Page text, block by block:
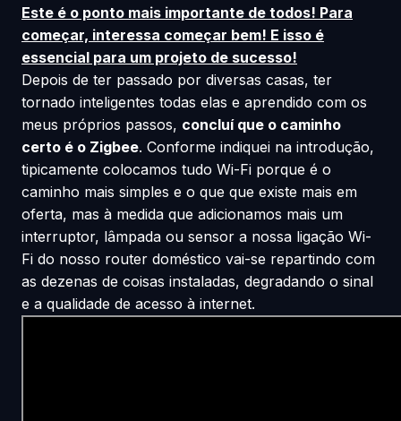
Este é o ponto mais importante de todos! Para
começar, interessa começar bem! E isso é
essencial para um projeto de sucesso!
Depois de ter passado por diversas casas, ter
tornado inteligentes todas elas e aprendido com os
meus próprios passos, concluí que o caminho
certo é o Zigbee. Conforme indiquei na introdução,
tipicamente colocamos tudo Wi-Fi porque é o
caminho mais simples e o que que existe mais em
oferta, mas à medida que adicionamos mais um
interruptor, lâmpada ou sensor a nossa ligação Wi-
Fi do nosso router doméstico vai-se repartindo com
as dezenas de coisas instaladas, degradando o sinal
e a qualidade de acesso à internet.